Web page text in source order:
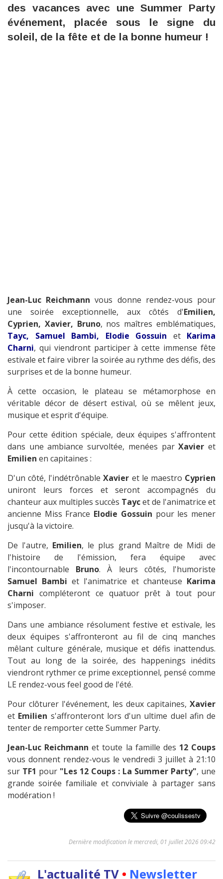
des vacances avec une Summer Party
événement, placée sous le signe du
soleil, de la fête et de la bonne humeur !
Jean-Luc Reichmann vous donne rendez-vous pour
une soirée exceptionnelle, aux côtés d'Emilien,
Cyprien, Xavier, Bruno, nos maîtres emblématiques,
Tayc, Samuel Bambi, Elodie Gossuin et Karima
Charni, qui viendront participer à cette immense fête
estivale et faire vibrer la soirée au rythme des défis, des
surprises et de la bonne humeur.
À cette occasion, le plateau se métamorphose en
véritable décor de désert estival, où se mêlent jeux,
musique et esprit d'équipe.
Pour cette édition spéciale, deux équipes s'affrontent
dans une ambiance survoltée, menées parXavier et
Emilien en capitaines :
D'un côté, l'indétrônableXavier et le maestro Cyprien
uniront leurs forces et seront accompagnés du
chanteur aux multiples succès Taycet de l'animatrice et
ancienne Miss France Elodie Gossuin pour les mener
jusqu'à la victoire.
De l'autre, Emilien, le plus grand Maître de Midi de
l'histoire de l'émission, fera équipe avec
l'incontournable Bruno. À leurs côtés, l'humoriste
Samuel Bambi et l'animatrice et chanteuse Karima
Charni compléteront ce quatuor prêt à tout pour
s'imposer.
Dans une ambiance résolument festive et estivale, les
deux équipes s'affronteront au fil de cinq manches
mêlant culture générale, musique et défis inattendus.
Tout au long de la soirée, des happenings inédits
viendront rythmer ce prime exceptionnel, pensé comme
LE rendez-vous feel good de l'été.
Pour clôturer l'événement, les deux capitaines, Xavier
et Emilien s'affronteront lors d'un ultime duel afin de
tenter de remporter cette Summer Party.
Jean-Luc Reichmann et toute la famille des 12 Coups
vous donnent rendez-vous le vendredi 3 juillet à 21:10
sur TF1 pour "Les 12 Coups : La Summer Party", une
grande soirée familiale et conviviale à partager sans
modération !
Dernière modification le mercredi, 01 juillet 2026 09:42
L'actualité TV • Newsletter